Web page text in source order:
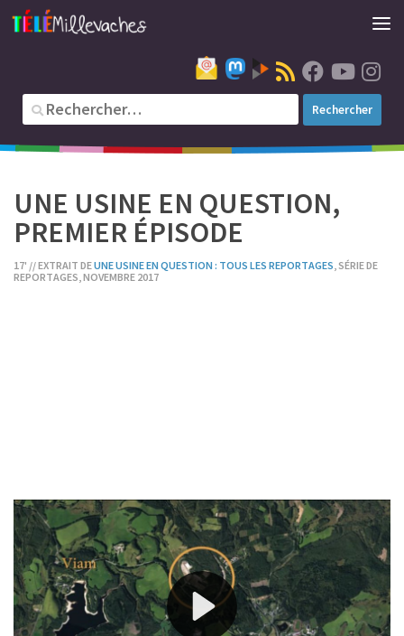
UNE USINE EN QUESTION,
PREMIER ÉPISODE
17' // EXTRAIT DEUNE USINE EN QUESTION : TOUS LES REPORTAGES , SÉRIE DE
REPORTAGES, NOVEMBRE 2017
La société Somival et sa filière Carbon Ingen’R Bugeat
Viam (CIBV) projettent d’installer une usine de pellets
torréfiés sur l’ancien site de la gare bois aujourd’hui
désaffecté. Cette initiative industrielle d’envergure pour
la région promet certes des emplois, mais ne manque
pas d’interroger.